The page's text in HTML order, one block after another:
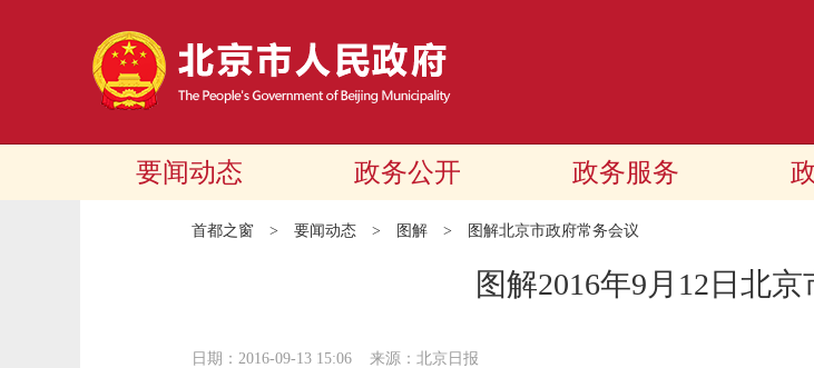
要闻动态 政务公开 政务服务
首都之窗 > 要闻动态 > 图解 > 图解北京市政府常务会议
图解2016年9月12日北
日期：2016-09-13 15:06 来源：北京日报